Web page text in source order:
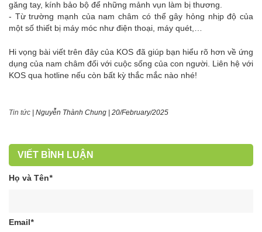
găng tay, kính bảo bộ để những mảnh vụn làm bị thương.
- Từ trường mạnh của nam châm có thể gây hỏng nhịp độ của
một số thiết bị máy móc như điện thoại, máy quét,…
Hi vọng bài viết trên đây của KOS đã giúp bạn hiểu rõ hơn về ứng
dụng của nam châm đối với cuộc sống của con người. Liên hệ với
KOS qua hotline nếu còn bất kỳ thắc mắc nào nhé!
Tin tức Nguyễn Thành Chung 20/February/2025
VIẾT BÌNH LUẬN
Họ và Tên*
Email*